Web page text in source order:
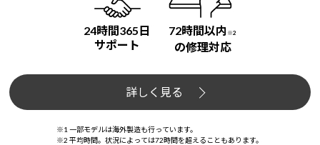
24時間365日
サポート
72時間以内 ※2
の修理対応
詳しく見る
※1 一部モデルは海外製造も行っています。
※2 平均時間。状況によっては72時間を超えることもあります。